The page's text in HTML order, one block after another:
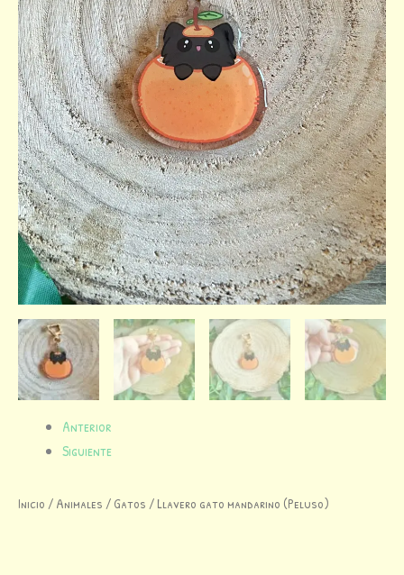
Inicio /Animales /Gatos / Llavero gato mandarino (Peluso)